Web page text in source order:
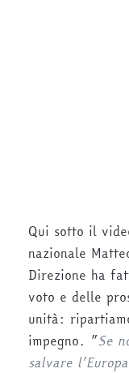
Qui sotto il
nazionale
Direzione ha
voto e delle
unità:
impegno. ”Se
salvare